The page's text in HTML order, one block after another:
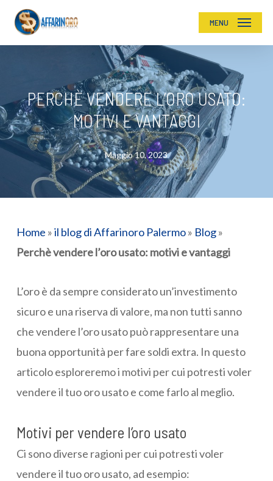
Skip
main
MENU
PERCHÈ VENDERE L’ORO USATO:
MOTIVI E VANTAGGI
Maggio 10, 2023
Home »il blog di Affarinoro Palermo» Blog»
Perchè vendere l’oro usato: motivi e vantaggi
L’oro è da sempre considerato un’investimento
sicuro e una riserva di valore, ma non tutti sanno
che vendere l’oro usato può rappresentare una
buona opportunità per fare soldi extra. In questo
articolo esploreremo i motivi per cui potresti voler
vendere il tuo oro usato e come farlo al meglio.
Motivi per vendere l’oro usato
Ci sono diverse ragioni per cui potresti voler
vendere il tuo oro usato, ad esempio: